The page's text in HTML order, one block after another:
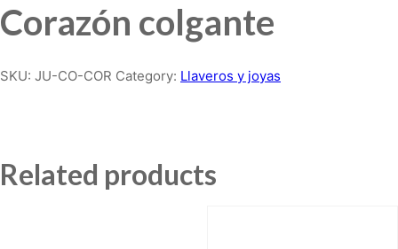
Corazón colgante
SKU: JU-CO-COR Category: Llaveros y joyas
Related products